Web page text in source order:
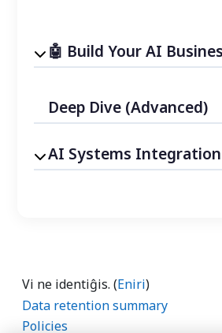
Build Your AI
Deep Dive (Advanced)
AI Systems
Vi ne identiĝis. (Eniri)
Data retention summary
Policies